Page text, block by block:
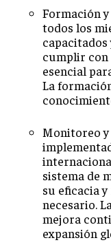
ÉTICA
SOCIAL
BLOG
Laura
Me
fuerte
en
libre, me encanta
musicales.
Formación
todos los
cumplir con
esencial
La
Monitoreo
sistema de
su eficacia
necesario.
mejora
expansión